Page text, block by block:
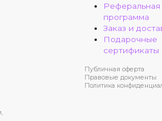
Реферальная
программа
Заказ и
Подарочные
сертификаты
Публичная оферта
Правовые документы
Политика